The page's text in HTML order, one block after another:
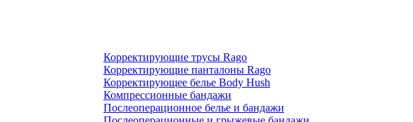
Корректирующие трусы Rago
Корректирующие панталоны Rago
Корректирующее белье Body Hush
Компрессионные бандажи
Послеоперационное белье и бандажи